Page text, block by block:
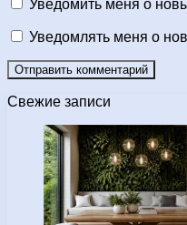
Уведомить меня о
Уведомлять меня о
Свежие записи